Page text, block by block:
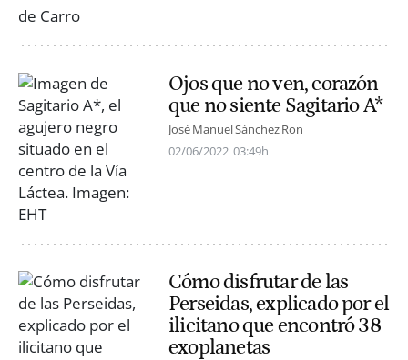
Ojos que no ven, corazón
que no siente Sagitario A*
José Manuel Sánchez Ron
02/06/2022 03:49h
Cómo disfrutar de las
Perseidas, explicado por el
ilicitano que encontró 38
exoplanetas